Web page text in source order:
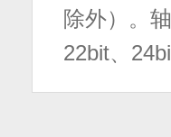
除外）。
22bit、